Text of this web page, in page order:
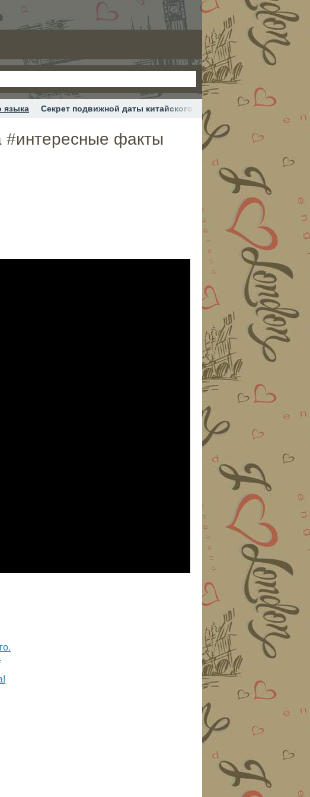
языка Секрет подвижной даты китайского нового года #интересные
#интересные факты